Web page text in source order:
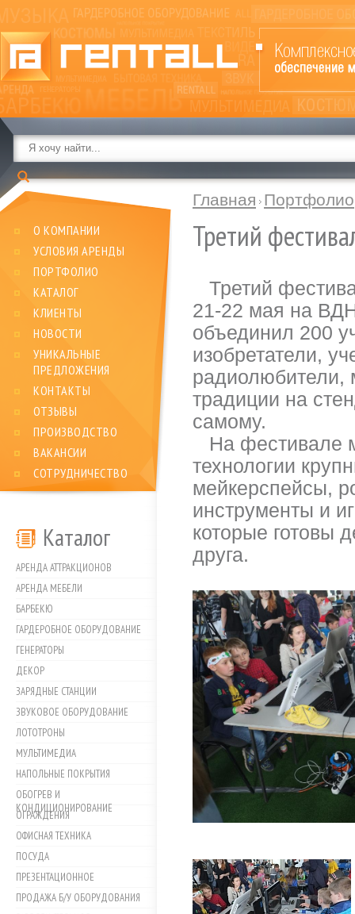
О КОМПАНИИ
УСЛОВИЯ АРЕНДЫ
ПОРТФОЛИО
КАТАЛОГ
КЛИЕНТЫ
НОВОСТИ
УНИКАЛЬНЫЕ
ПРЕДЛОЖЕНИЯ
КОНТАКТЫ
ОТЗЫВЫ
ПРОИЗВОДСТВО
ВАКАНСИИ
СОТРУДНИЧЕСТВО
Каталог
АРЕНДА АТТРАКЦИОНОВ
АРЕНДА МЕБЕЛИ
БАРБЕКЮ
ГАРДЕРОБНОЕ ОБОРУДОВАНИЕ
ГЕНЕРАТОРЫ
ДЕКОР
ЗАРЯДНЫЕ СТАНЦИИ
ЗВУКОВОЕ ОБОРУДОВАНИЕ
ЛОТОТРОНЫ
МУЛЬТИМЕДИА
НАПОЛЬНЫЕ ПОКРЫТИЯ
ОБОГРЕВ И
КОНДИЦИОНИРОВАНИЕ
ОГРАЖДЕНИЯ
ОФИСНАЯ ТЕХНИКА
ПОСУДА
ПРЕЗЕНТАЦИОННОЕ
ПРОДАЖА Б/У ОБОРУДОВАНИЯ
Главная Портфолио
Третий
Третий
21-22 мая на
объединил 200
изобретатели,
радиолюбители,
традиции на
самому.
На фестивале
технологии
мейкерспейсы,
инструменты и
которые готовы
друга.